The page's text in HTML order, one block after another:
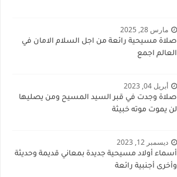
مارس 28, 2025
صلاة مسيحية رائعة من اجل السلام الامان في
العالم اجمع
أبريل 04, 2023
صلاة وجدت في قبر السيد المسيح ومن يصليها
لن يموت موته خبيثة
ديسمبر 12, 2023
أسماء أولاد مسيحية جديدة بمعاني قديمة وحديثة
وأخرى أجنبية رائعة